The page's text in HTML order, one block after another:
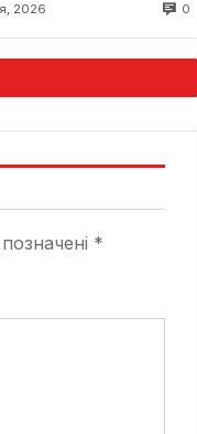
2026 0
*